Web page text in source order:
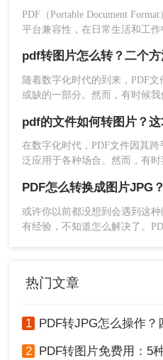
4、转换完成，点击打开
方法三：使用截图工具
如果您的PDF文件内容较
页面或部分内容转换为图
1、打开PDF文件：使用
2、选择截图工具：在您
（如Windows系统的
Grab等），或者使用第三
PDF（Portable Document
平台兼容性，在日常生活和工作
发布、在社交媒体上分享或在
那么如何将pdf转换成图片呢？
现PDF到图片的转换。
pdf转图片怎么转？二个方
随着数字化时代的到来，PDF
或缺的一部分。然而，有时候我
绍pdf转图片怎么转方法。
在数字化时代，PDF文件因其
泛应用于各种场合。然而，有
的编辑。那么pdf的文件如何转
文件转换为图片的高效方法，
或许你以前都没想到会遇到这
有经验，不知道怎么解决了。
时间也就多了。
热门文章
1 PDF转JPG怎么操作？四种方
2 PDF转图片免费用：5种工具